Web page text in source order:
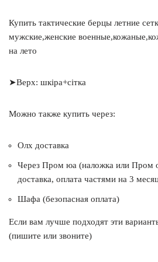
Купить тактические берцы летние
мужские,женские
на лето
➤Верх: шкіра+сітка
Можно также купить через:
Олх доставка
Через Пром юа (наложка или Пром
доставка, оплата частями на 3
Шафа (безопасная оплата)
Если вам лучше подходят эти
(пишите или звоните)